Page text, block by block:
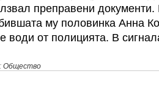
преправени
му половинка Анна
води от полицията. В
Общество